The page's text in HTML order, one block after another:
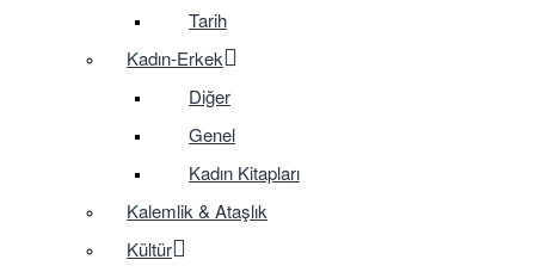
Tarih
Kadın-Erkek
Diğer
Genel
Kadın Kitapları
Kalemlik & Ataşlık
Kültür